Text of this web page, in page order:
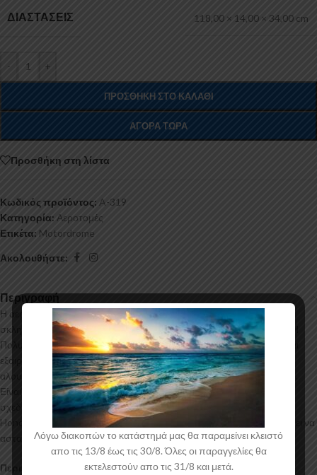
ΔΙΑΣΤΆΣΕΙΣ 118,00 × 14,00 × 34,00 cm
- +
ΠΡΟΣΘΉΚΗ ΣΤΟ ΚΑΛΆΘΙ
ΑΓΟΡΆ ΤΏΡΑ
Προσθήκη στη λίστα
Κωδικός προϊόντος: A-319
Κατηγορία: Αεροτομές
Ετικέτα: Motordrome
Ακολουθήστε:
Περιγραφή
Η αεροτομή οροφής για το Honda CR-V Mk3 κατασκευάζεται από
σκληρή Πολυουρεθάνη υψηλής πιέσεως και ΟΧΙ από πολυεστέρα. Η
Πολυουρεθάνη είναι ένα πιο ανθεκτικό και ακριβό υλικό με εύκολη και
εξαιρετική εφαρμογή. Όλες οι αεροτομές παράγονται σε καλούπια
αλουμινίου για αυξημένη ποιότητα και αντοχή στη μαζική παραγωγή.
Είναι ελεγμένα για ανθεκτικότητα σε υψηλές θερμοκρασίες και έχουν
σχεδιαστεί με την καλύτερη λεπτομέρεια. Η αεροτομή οροφής για το
Honda CR-V Mk3 έρχεται στο χρώμα του υλικού. Το προϊόν θα πρέπει να
ασταρωθεί και στη συνέχεια να βαφτεί στο χρώμα της επιλογής σας.
Περιεχόμενα Συσκευασίας:
Λόγω διακοπών το κατάστημά μας θα παραμείνει κλειστό
απο τις 13/8 έως τις 30/8. Όλες οι παραγγελίες θα
εκτελεστούν απο τις 31/8 και μετά.